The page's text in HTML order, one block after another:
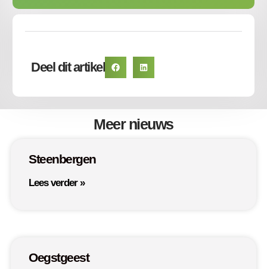
Deel dit artikel
Meer nieuws
Steenbergen
Lees verder »
Oegstgeest